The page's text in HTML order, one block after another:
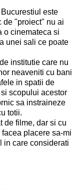
este
de "proiect" nu ai
o cinemateca si
unei sali ce poate
institutie care nu
neaveniti cu bani
in spatii de
scopului acestor
sa instraineze
totii.
de filme, dar si cu
placere sa-mi
in care considerati